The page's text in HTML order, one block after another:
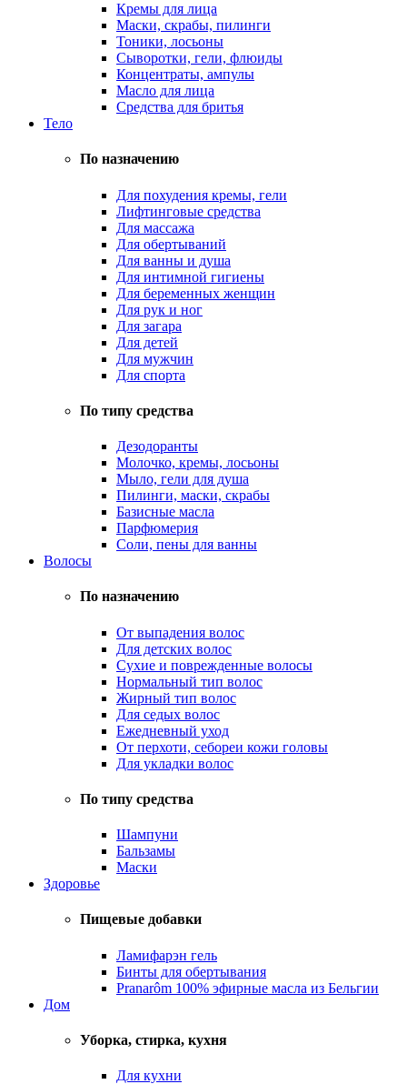
Кремы для лица
Маски, скрабы, пилинги
Тоники, лосьоны
Сыворотки, гели, флюиды
Концентраты, ампулы
Масло для лица
Средства для бритья
Тело
По назначению
Для похудения кремы, гели
Лифтинговые средства
Для массажа
Для обертываний
Для ванны и душа
Для интимной гигиены
Для беременных женщин
Для рук и ног
Для загара
Для детей
Для мужчин
Для спорта
По типу средства
Дезодоранты
Молочко, кремы, лосьоны
Мыло, гели для душа
Пилинги, маски, скрабы
Базисные масла
Парфюмерия
Соли, пены для ванны
Волосы
По назначению
От выпадения волос
Для детских волос
Сухие и поврежденные волосы
Нормальный тип волос
Жирный тип волос
Для седых волос
Ежедневный уход
От перхоти, себореи кожи головы
Для укладки волос
По типу средства
Шампуни
Бальзамы
Маски
Здоровье
Пищевые добавки
Ламифарэн гель
Бинты для обертывания
Pranarôm 100% эфирные масла из Бельгии
Дом
Уборка, стирка, кухня
Для кухни